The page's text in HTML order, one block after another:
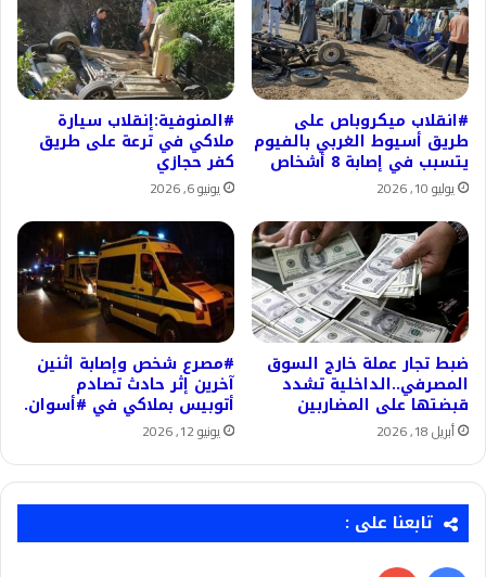
#انقلاب ميكروباص على
طريق أسيوط الغربي بالفيوم
يتسبب في إصابة 8 أشخاص
يوليو 10, 2026
#المنوفية:إنقلاب سيارة
ملاكي في ترعة على طريق
كفر حجازي
يونيو 6, 2026
ضبط تجار عملة خارج السوق
المصرفي..الداخلية تشدد
قبضتها على المضاربين
أبريل 18, 2026
#مصرع شخص وإصابة اثنين
آخرين إثر حادث تصادم
أتوبيس بملاكي في #أسوان.
يونيو 12, 2026
تابعنا على :